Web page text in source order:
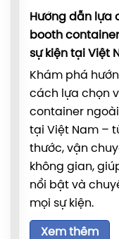
Hướng dẫn lựa
booth
sự kiện tại Việt
Khám phá
cách lựa chọn
container
tại Việt Nam –
thước, vận
không gian,
nổi bật và
mọi sự kiện.
Xem thêm